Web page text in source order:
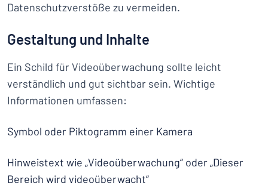
Datenschutzverstöße zu vermeiden.
Gestaltung und Inhalte
Ein Schild für Videoüberwachung sollte leicht
verständlich und gut sichtbar sein. Wichtige
Informationen umfassen:
Symbol oder Piktogramm einer Kamera
Hinweistext wie „Videoüberwachung“ oder „Dieser
Bereich wird videoüberwacht“